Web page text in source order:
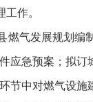
作。
发展规划编
应急预案；拟
节中对燃气设